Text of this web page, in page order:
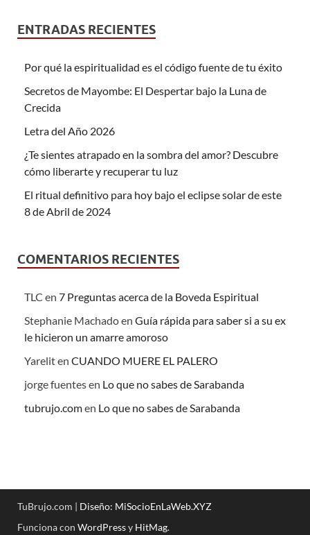
ENTRADAS RECIENTES
Por qué la espiritualidad es el código fuente de tu éxito
Secretos de Mayombe: El Despertar bajo la Luna de
Crecida
Letra del Año 2026
¿Te sientes atrapado en la sombra del amor? Descubre
cómo liberarte y recuperar tu luz
El ritual definitivo para hoy bajo el eclipse solar de este
8 de Abril de 2024
COMENTARIOS RECIENTES
TLC en 7 Preguntas acerca de la Boveda Espiritual
Stephanie Machadoen Guía rápida para saber si a su ex
le hicieron un amarre amoroso
Yareliten CUANDO MUERE EL PALERO
jorge fuentesen Lo que no sabes de Sarabanda
tubrujo.comen Lo que no sabes de Sarabanda
TuBrujo.com | Diseño: MiSocioEnLaWeb.XYZ
Funciona con WordPressy HitMag.